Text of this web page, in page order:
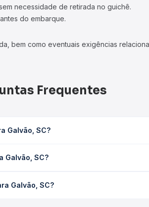
necessidade de retirada no guichê.
do embarque.
bem como eventuais exigências
Frequentes
Galvão, SC?
disponíveis e vê a duração exata de
Galvão, SC?
preços de todas as viações em tempo
Galvão, SC?